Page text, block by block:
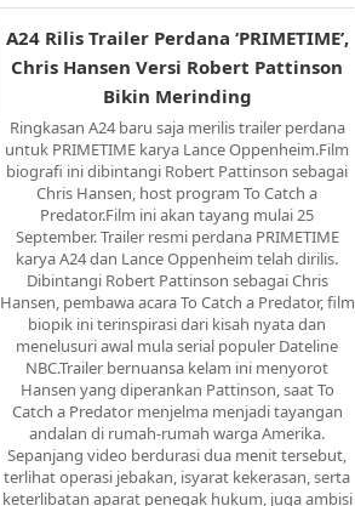
A24 Rilis Trailer Perdana ‘PRIMETIME’,
Chris Hansen Versi Robert Pattinson
Bikin Merinding
Ringkasan A24 baru saja merilis trailer perdana
untuk PRIMETIME karya Lance Oppenheim.Film
biografi ini dibintangi Robert Pattinson sebagai
Chris Hansen, host program To Catch a
Predator.Film ini akan tayang mulai 25
September. Trailer resmi perdana PRIMETIME
karya A24 dan Lance Oppenheim telah dirilis.
Dibintangi Robert Pattinson sebagai Chris
Hansen, pembawa acara To Catch a Predator, film
biopik ini terinspirasi dari kisah nyata dan
menelusuri awal mula serial populer Dateline
NBC.Trailer bernuansa kelam ini menyorot
Hansen yang diperankan Pattinson, saat To
Catch a Predator menjelma menjadi tayangan
andalan di rumah-rumah warga Amerika.
Sepanjang video berdurasi dua menit tersebut,
terlihat operasi jebakan, isyarat kekerasan, serta
keterlibatan aparat penegak hukum, juga ambisi